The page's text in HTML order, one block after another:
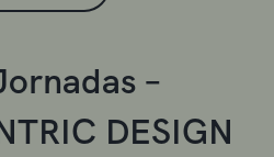
–
DESIGN